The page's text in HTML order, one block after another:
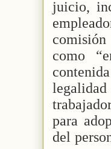
juicio,
comisión
como
para
del